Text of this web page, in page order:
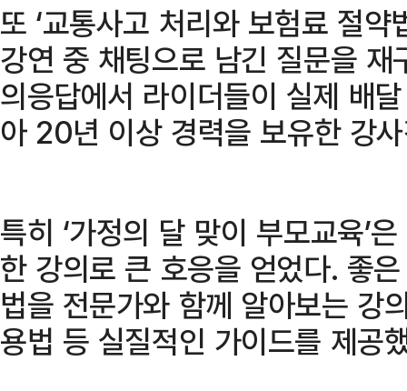
또 ‘교통사고 처리와 보험료 절
강연 중 채팅으로 남긴 질문을
의응답에서 라이더들이 실제 배
아 20년 이상 경력을 보유한 강
특히 ‘가정의 달 맞이 부모교육’
한 강의로 큰 호응을 얻었다. 좋
법을 전문가와 함께 알아보는 강
용법 등 실질적인 가이드를 제공